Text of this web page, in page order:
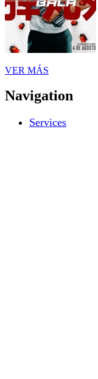
VER MÁS
Navigation
Services